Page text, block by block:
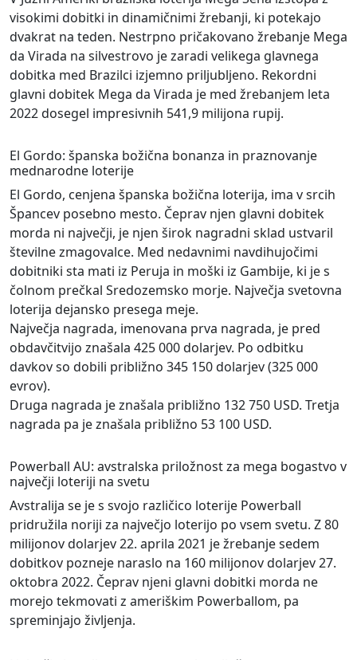
visokimi dobitki in dinamičnimi žrebanji, ki potekajo
dvakrat na teden. Nestrpno pričakovano žrebanje Mega
da Virada na silvestrovo je zaradi velikega glavnega
dobitka med Brazilci izjemno priljubljeno. Rekordni
glavni dobitek Mega da Virada je med žrebanjem leta
2022 dosegel impresivnih 541,9 milijona rupij.
El Gordo: španska božična bonanza in praznovanje
mednarodne loterije
El Gordo, cenjena španska božična loterija, ima v srcih
Špancev posebno mesto. Čeprav njen glavni dobitek
morda ni največji, je njen širok nagradni sklad ustvaril
številne zmagovalce. Med nedavnimi navdihujočimi
dobitniki sta mati iz Peruja in moški iz Gambije, ki je s
čolnom prečkal Sredozemsko morje. Največja svetovna
loterija dejansko presega meje.
Največja nagrada, imenovana prva nagrada, je pred
obdavčitvijo znašala 425 000 dolarjev. Po odbitku
davkov so dobili približno 345 150 dolarjev (325 000
evrov).
Druga nagrada je znašala približno 132 750 USD. Tretja
nagrada pa je znašala približno 53 100 USD.
Powerball AU: avstralska priložnost za mega bogastvo v
največji loteriji na svetu
Avstralija se je s svojo različico loterije Powerball
pridružila noriji za največjo loterijo po vsem svetu. Z 80
milijonov dolarjev 22. aprila 2021 je žrebanje sedem
dobitkov pozneje naraslo na 160 milijonov dolarjev 27.
oktobra 2022. Čeprav njeni glavni dobitki morda ne
morejo tekmovati z ameriškim Powerballom, pa
spreminjajo življenja.